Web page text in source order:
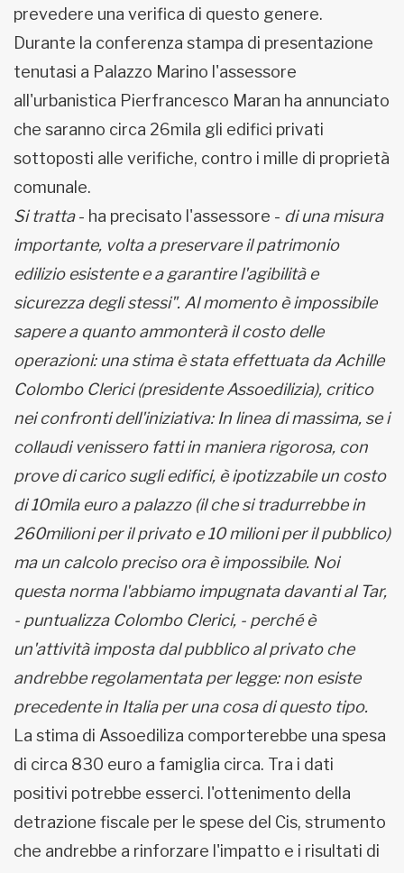
prevedere una verifica di questo genere.
Durante la conferenza stampa di presentazione
tenutasi a Palazzo Marino l'assessore
all'urbanistica Pierfrancesco Maran ha annunciato
che saranno circa 26mila gli edifici privati
sottoposti alle verifiche, contro i mille di proprietà
comunale.
Si tratta- ha precisato l'assessore - di una misura
importante, volta a preservare il patrimonio
edilizio esistente e a garantire l'agibilità e
sicurezza degli stessi". Al momento è impossibile
sapere a quanto ammonterà il costo delle
operazioni: una stima è stata effettuata da Achille
Colombo Clerici (presidente Assoedilizia), critico
nei confronti dell'iniziativa: In linea di massima, se i
collaudi venissero fatti in maniera rigorosa, con
prove di carico sugli edifici, è ipotizzabile un costo
di 10mila euro a palazzo (il che si tradurrebbe in
260milioni per il privato e 10 milioni per il pubblico)
ma un calcolo preciso ora è impossibile. Noi
questa norma l'abbiamo impugnata davanti al Tar,
- puntualizza Colombo Clerici, - perché è
un'attività imposta dal pubblico al privato che
andrebbe regolamentata per legge: non esiste
precedente in Italia per una cosa di questo tipo.
La stima di Assoediliza comporterebbe una spesa
di circa 830 euro a famiglia circa. Tra i dati
positivi potrebbe esserci. l'ottenimento della
detrazione fiscale per le spese del Cis, strumento
che andrebbe a rinforzare l'impatto e i risultati di